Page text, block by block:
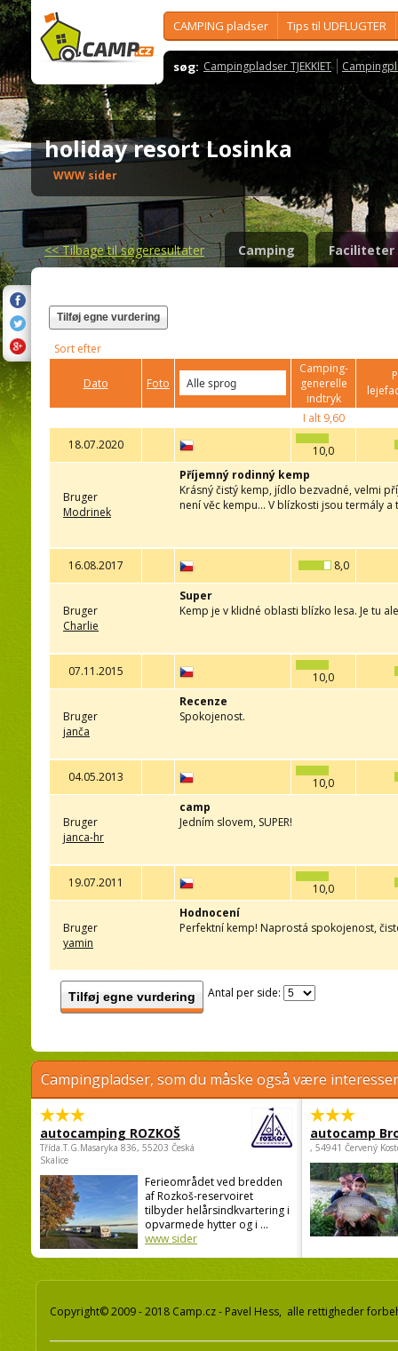
CAMPING pladser Tips til UDFLUGTER
søg: Campingpladser TJEKKIET
holiday resort Losinka
WWW sider
<<Tilbage til søgeresultater Camping Faciliteter
Tilføj egne vurdering
Sort efter
Dato Foto
Camping-
generelle
indtryk
I alt9,60
18.07.2020
10,0
Bruger
Modrinek
Příjemný rodinný kemp
Krásný čistý kemp, jídlo bezvadné, velmi
není věc kempu... V blízkosti jsou termály
16.08.2017 8,0
Bruger
Charlie
Super
Kemp je v klidné oblasti blízko lesa. Je tu
07.11.2015 10,0
Bruger
janča
Recenze
Spokojenost.
04.05.2013 10,0
Bruger
janca-hr
camp
Jedním slovem, SUPER!
19.07.2011 10,0
Bruger
yamin
Hodnocení
Perfektní kemp! Naprostá spokojenost,
Tilføj egne vurdering Antal per side:
Campingpladser, som du måske også være
autocamping ROZKOŠ
Třída.T.G.Masaryka 836, 55203 Česká
Skalice
Ferieområdet ved bredden
af Rozkoš-reservoiret
tilbyder helårsindkvartering i
opvarmede hytter og i ...
www sider
autocamp
, 54941 Červený
Copyright© 2009 - 2018 Camp.cz - Pavel Hess, alle rettigheder